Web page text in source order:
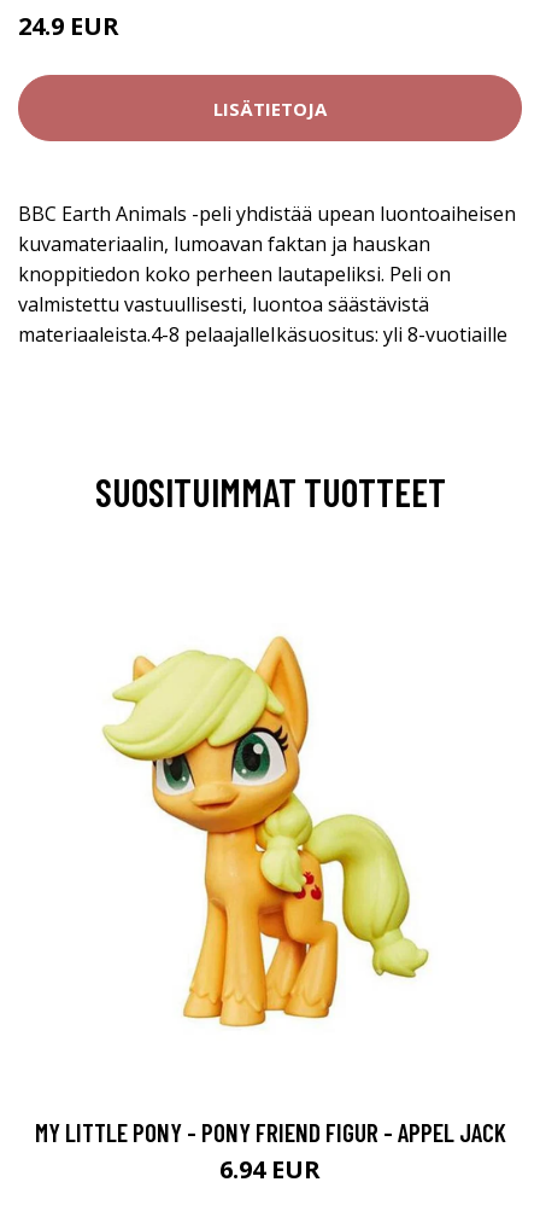
24.9 EUR
LISÄTIETOJA
BBC Earth Animals -peli yhdistää upean luontoaiheisen
kuvamateriaalin, lumoavan faktan ja hauskan
knoppitiedon koko perheen lautapeliksi. Peli on
valmistettu vastuullisesti, luontoa säästävistä
materiaaleista.4-8 pelaajalleIkäsuositus: yli 8-vuotiaille
SUOSITUIMMAT TUOTTEET
MY LITTLE PONY - PONY FRIEND FIGUR - APPEL JACK
6.94 EUR